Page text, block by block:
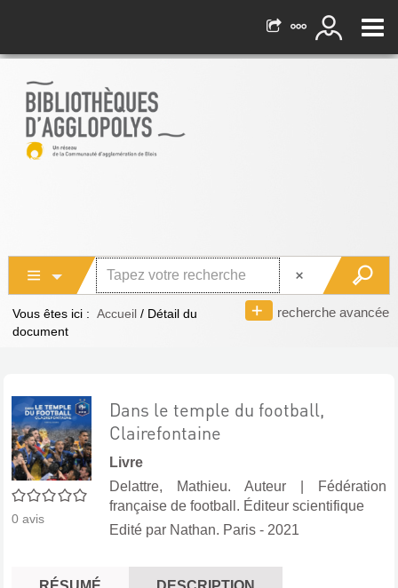
recherche avancée
Vous êtes ici : Accueil / Détail du
document
0/5
0 avis
Dans le temple du football,
Clairefontaine
Livre
Delattre, Mathieu. Auteur
Fédération
française de football. Éditeur scientifique
Edité par Nathan. Paris - 2021